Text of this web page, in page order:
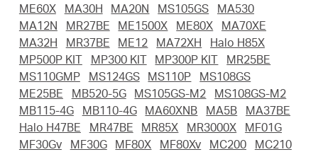
Mercusys
acheter
ME60X
MA30H MA20N MS105GS
MA530
MA12N
MR27BE ME1500X ME80X
MA70XE
MA32H
MR37BE ME12 MA72XH
Halo H85X
MP500P KIT
MP300 KIT MP300P KIT
MR25BE
MS110GMP
MS124GS MS110P
MS108GS
ME25BE
MB520-5G MS105GS-M2
MS108GS-M2
MB115-4G
MB110-4G MA60XNB MA5B
MA37BE
Halo H47BE
MR47BE MR85X MR3000X
MF01G
MF30Gv
MF30G MF80X MF80Xv MC200
MC210